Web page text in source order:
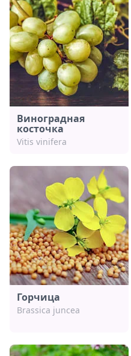
Виноградная
косточка
Vitis vinifera
Горчица
Brassica juncea